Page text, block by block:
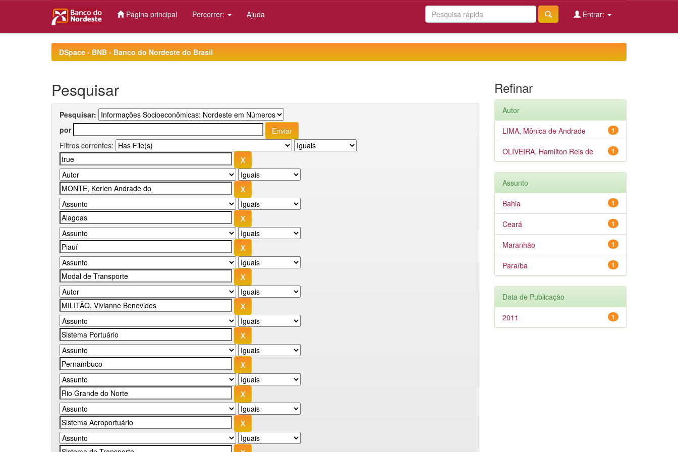
Página principal Percorrer: Ajuda Entrar:
DSpace - BNB - Banco do Nordeste do Brasil
Pesquisar
Pesquisar:
por
Filtros correntes:
Refinar
Autor
1
LIMA, Mônica de Andrade
1
OLIVEIRA, Hamilton Reis de
Assunto
1
Bahia
1
Ceará
1
Maranhão
1
Paraíba
Data de Publicação
1
2011